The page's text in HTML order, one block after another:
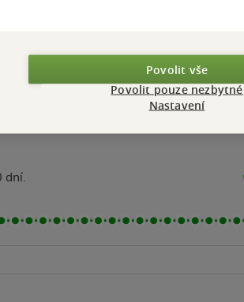
dní.
Povolit vše
Povolit pouze nezbytné
Nastavení